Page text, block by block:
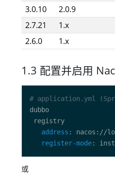
3.0.10
2.0.9
2.7.21
1.x
2.6.0
1.x
1.3 配置并启用
# application.yml
address
register-mode:
或